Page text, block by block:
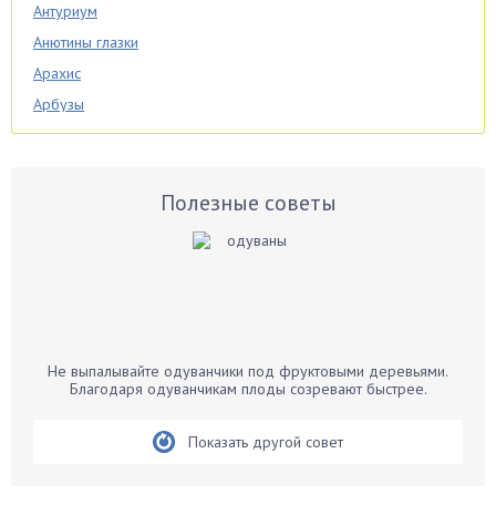
Антуриум
Анютины глазки
Арахис
Арбузы
Аспарагус
Бархатцы
Полезные советы
Не выпалывайте одуванчики под фруктовыми деревьями.
Благодаря одуванчикам плоды созревают быстрее.
Показать другой совет